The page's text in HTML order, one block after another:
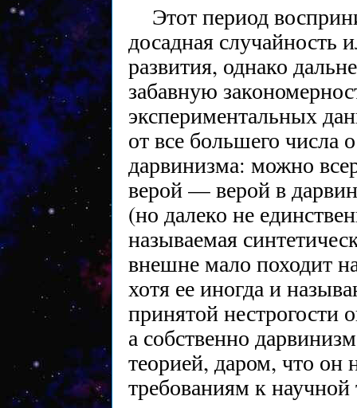
Этот период
досадная случайность
развития, однако
забавную
экспериментальных
от все большего
дарвинизма: можно
верой — верой в
(но далеко не
называемая
внешне мало походит
хотя ее иногда и
принятой нестрогости
а собственно
теорией, даром, что он
требованиям к научной